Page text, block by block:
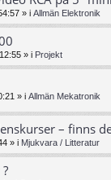
» i Allmän Elektronik
» i Projekt
» i Allmän Mekatronik
– finns
» i Mjukvara / Litteratur